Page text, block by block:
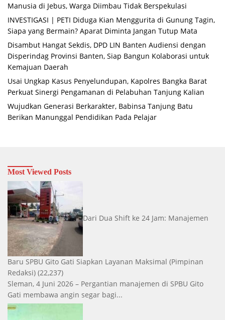
Manusia di Jebus, Warga Diimbau Tidak Berspekulasi
INVESTIGASI | PETI Diduga Kian Menggurita di Gunung Tagin,
Siapa yang Bermain? Aparat Diminta Jangan Tutup Mata
Disambut Hangat Sekdis, DPD LIN Banten Audiensi dengan
Disperindag Provinsi Banten, Siap Bangun Kolaborasi untuk
Kemajuan Daerah
Usai Ungkap Kasus Penyelundupan, Kapolres Bangka Barat
Perkuat Sinergi Pengamanan di Pelabuhan Tanjung Kalian
Wujudkan Generasi Berkarakter, Babinsa Tanjung Batu
Berikan Manunggal Pendidikan Pada Pelajar
Most Viewed Posts
Dari Dua Shift ke 24 Jam: Manajemen
Baru SPBU Gito Gati Siapkan Layanan Maksimal (Pimpinan
Redaksi) (22,237)
Sleman, 4 Juni 2026 – Pergantian manajemen di SPBU Gito
Gati membawa angin segar bagi...